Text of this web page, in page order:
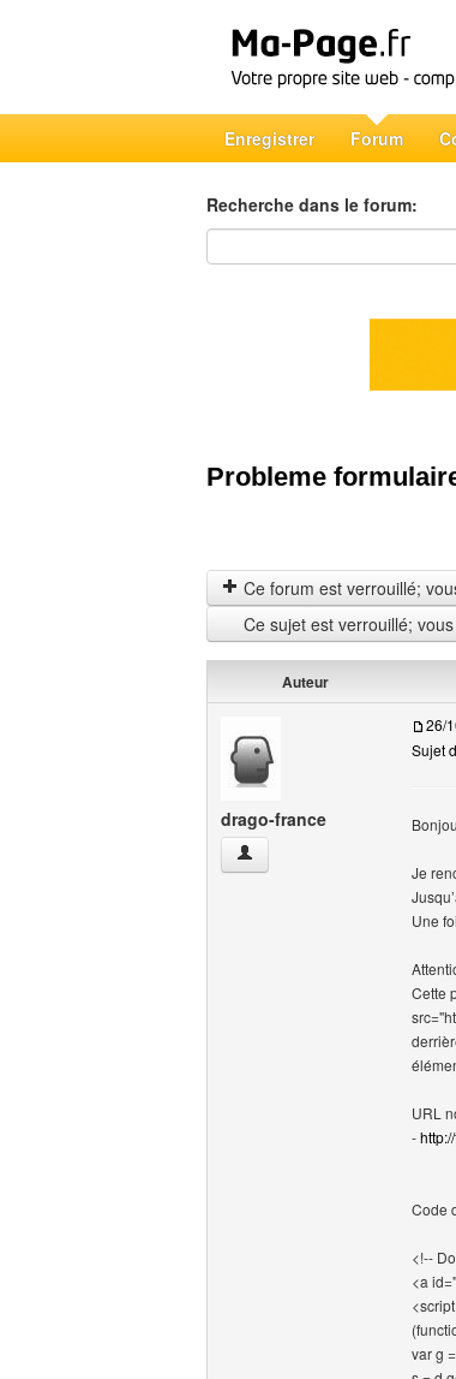
Enregistrer Forum
Recherche dans le forum:
Recherche dans le forum
Probleme
Ce forum est verrouillé;
Ce sujet est verrouillé;
Auteur
drago-france
drago-france Voir le profil de
26/
Sujet
Je
Une
Cette
URL
-
Code
<!--
<a
var g